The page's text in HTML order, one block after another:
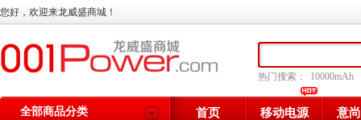
全部商品分类
您好，欢迎来龙威盛商城！
热门搜索： 10000mAh
首页 移动电源 意